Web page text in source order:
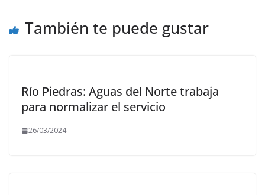
También te puede gustar
Río Piedras: Aguas del Norte trabaja
para normalizar el servicio
26/03/2024